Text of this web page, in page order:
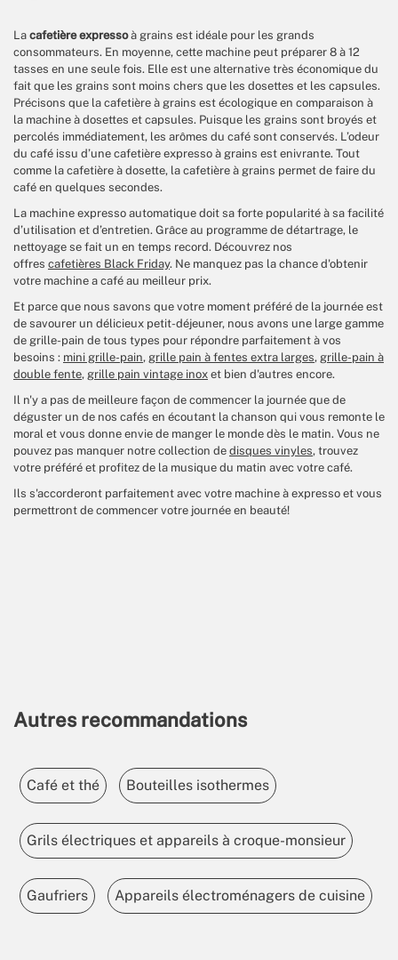
La cafetière expressoà grains est idéale pour les grands
consommateurs. En moyenne, cette machine peut préparer 8 à 12
tasses en une seule fois. Elle est une alternative très économique du
fait que les grains sont moins chers que les dosettes et les capsules.
Précisons que la cafetière à grains est écologique en comparaison à
la machine à dosettes et capsules. Puisque les grains sont broyés et
percolés immédiatement, les arômes du café sont conservés. L’odeur
du café issu d’une cafetière expresso à grains est enivrante. Tout
comme la cafetière à dosette, la cafetière à grains permet de faire du
café en quelques secondes.
La machine expresso automatique doit sa forte popularité à sa facilité
d’utilisation et d’entretien. Grâce au programme de détartrage, le
nettoyage se fait un en temps record. Découvrez nos
offres cafetières Black Friday. Ne manquez pas la chance d'obtenir
votre machine a café au meilleur prix.
Et parce que nous savons que votre moment préféré de la journée est
de savourer un délicieux petit-déjeuner, nous avons une large gamme
de grille-pain de tous types pour répondre parfaitement à vos
besoins : mini grille-pain, grille pain à fentes extra larges, grille-pain à
double fente, grille pain vintage inox et bien d'autres encore.
Il n'y a pas de meilleure façon de commencer la journée que de
déguster un de nos cafés en écoutant la chanson qui vous remonte le
moral et vous donne envie de manger le monde dès le matin. Vous ne
pouvez pas manquer notre collection de disques vinyles, trouvez
votre préféré et profitez de la musique du matin avec votre café.
Ils s'accorderont parfaitement avec votre machine à expresso et vous
permettront de commencer votre journée en beauté!
Autres recommandations
Café et thé Bouteilles isothermes
Grils électriques et appareils à croque-monsieur
Gaufriers Appareils électroménagers de cuisine